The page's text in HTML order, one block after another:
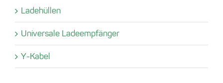
Ladehüllen
Universale Ladeempfänger
Y-Kabel